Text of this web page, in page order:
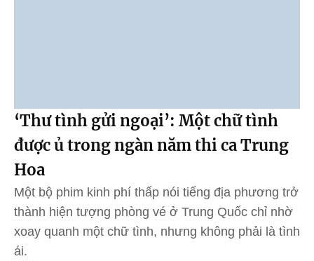
‘Thư tình gửi ngoại’: Một chữ tình
được ủ trong ngàn năm thi ca Trung
Hoa
Một bộ phim kinh phí thấp nói tiếng địa phương trở
thành hiện tượng phòng vé ở Trung Quốc chỉ nhờ
xoay quanh một chữ tình, nhưng không phải là tình
ái.